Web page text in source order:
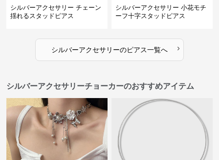
シルバーアクセサリー チェーン
揺れるスタッドピアス
シルバーアクセサリー 小花モチ
ーフ十字スタッドピアス
シルバーアクセサリーのピアス一覧へ ›
シルバーアクセサリーチョーカーのおすすめアイテム